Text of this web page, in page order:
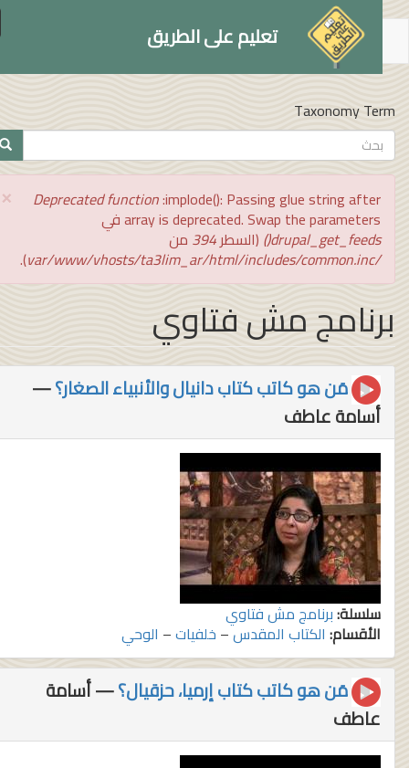
تعليم على الطريق
Taxonomy
× رسالة
الخطأ
Deprecated function:implode(): Passing glue string after
array is deprecated. Swap the parameters في
drupal_get_feeds() (السطر394من
).
مش فتاوي
مَن هو كاتب كتاب دانيال والأنبياء الصغار؟—
أسامة عاطف
سلسلة:برنامج مش فتاوي
الأقسام:الكتاب المقدس–خلفيات–الوحي
مَن هو كاتب كتاب إرميا، حزقيال؟— أسامة
عاطف